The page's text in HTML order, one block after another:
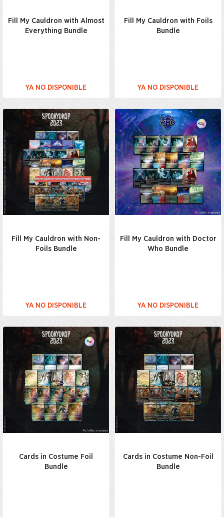
Fill My Cauldron with Almost
Everything Bundle
YA NO DISPONIBLE
Fill My Cauldron with Foils
Bundle
YA NO DISPONIBLE
Fill My Cauldron with Non-
Foils Bundle
YA NO DISPONIBLE
Fill My Cauldron with Doctor
Who Bundle
YA NO DISPONIBLE
Cards in Costume Foil
Bundle
Cards in Costume Non-Foil
Bundle